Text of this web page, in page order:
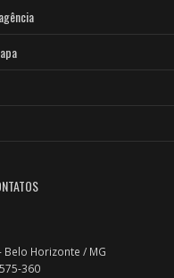
Belo Horizonte / MG
360